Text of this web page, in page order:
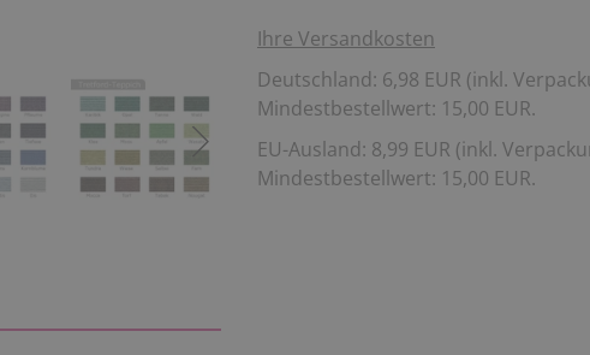
Ihre Versandkosten
Deutschland: 6,98 EUR (inkl.
Mindestbestellwert: 15,00 EUR.
EU-Ausland: 8,99 EUR (inkl.
Mindestbestellwert: 15,00 EUR.